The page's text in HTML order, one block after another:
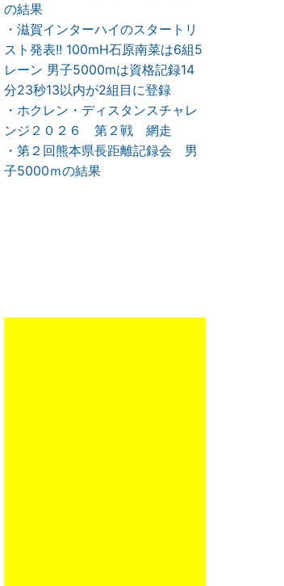
の結果
・滋賀インターハイのスタートリ
スト発表!! 100mH石原南菜は6組5
レーン 男子5000mは資格記録14
分23秒13以内が2組目に登録
・ホクレン・ディスタンスチャレ
ンジ２０２６ 第２戦 網走
・第２回熊本県長距離記録会 男
子5000ｍの結果